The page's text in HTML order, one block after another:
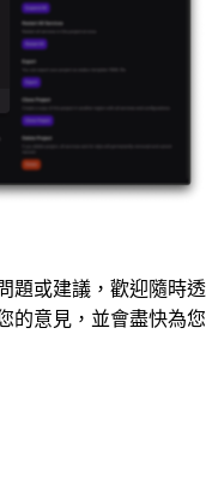
題或建議，歡迎隨時透
的意見，並會盡快為您